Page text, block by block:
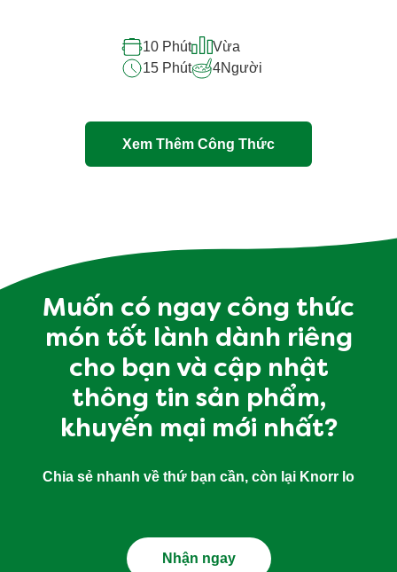
gửi
cho
này
10 Phút
Vừa
15 Phút
4Người
Xem Thêm Công Thức
Muốn có ngay công thức
món tốt lành dành riêng
cho bạn và cập nhật
thông tin sản phẩm,
khuyến mại mới nhất?
Chia sẻ nhanh về thứ bạn cần, còn lại Knorr lo
Nhận ngay